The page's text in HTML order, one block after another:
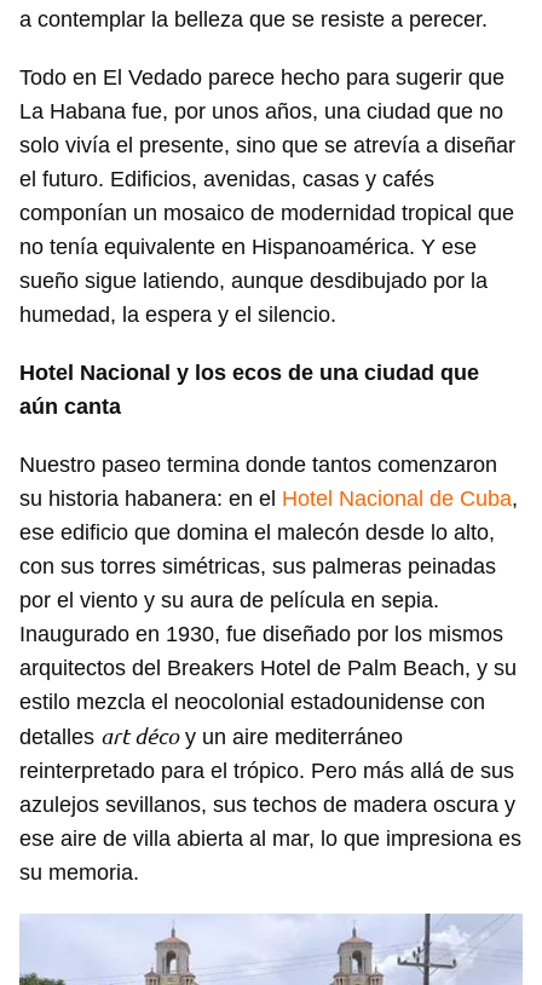
Para poder guardar como favorito, primero has de
iniciar sesión con tu cuenta de 14ymedio.
a contemplar la belleza que se resiste a perecer.
Todo en El Vedado parece hecho para sugerir que
La Habana fue, por unos años, una ciudad que no
solo vivía el presente, sino que se atrevía a diseñar
el futuro. Edificios, avenidas, casas y cafés
componían un mosaico de modernidad tropical que
no tenía equivalente en Hispanoamérica. Y ese
sueño sigue latiendo, aunque desdibujado por la
humedad, la espera y el silencio.
Hotel Nacional y los ecos de una ciudad que
aún canta
Nuestro paseo termina donde tantos comenzaron
su historia habanera: en el Hotel Nacional de Cuba,
ese edificio que domina el malecón desde lo alto,
con sus torres simétricas, sus palmeras peinadas
por el viento y su aura de película en sepia.
Inaugurado en 1930, fue diseñado por los mismos
arquitectos del Breakers Hotel de Palm Beach, y su
estilo mezcla el neocolonial estadounidense con
detalles art décoy un aire mediterráneo
reinterpretado para el trópico. Pero más allá de sus
azulejos sevillanos, sus techos de madera oscura y
ese aire de villa abierta al mar, lo que impresiona es
su memoria.